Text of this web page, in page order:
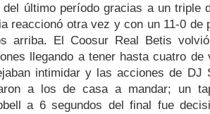
del último período gracias a un triple
reaccionó otra vez y con un 11-0 de
arriba. El Coosur Real Betis
llegando a tener hasta cuatro
intimidar y las acciones de DJ
a los de casa a mandar; un
a 6 segundos del final fue